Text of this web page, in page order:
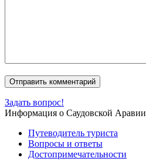
Задать вопрос!
Информация о Саудовской Аравии
Путеводитель туриста
Вопросы и ответы
Достопримечательности